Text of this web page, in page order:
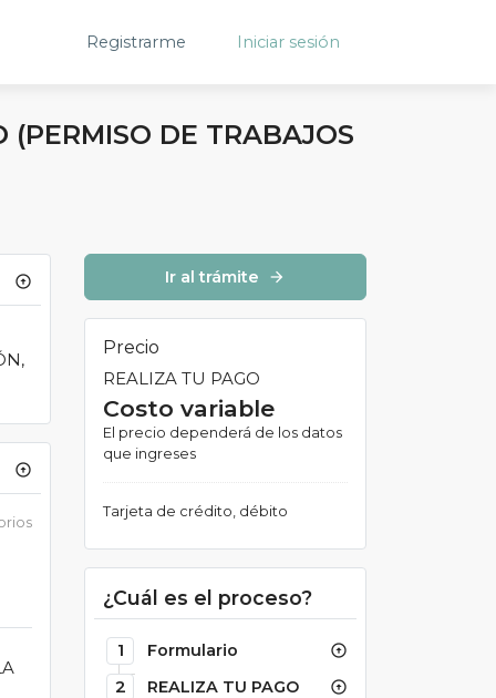
Registrarme Iniciar sesión
(PERMISO DE TRABAJOS
arrow_circle_up
arrow_circle_up
Ir al trámite arrow_forward
Precio
REALIZA TU PAGO
Costo variable
El precio dependerá de los datos
que ingreses
Tarjeta de crédito, débito
¿Cuál es el proceso?
1 Formulario arrow_circle_up
2 REALIZA TU PAGO arrow_circle_up